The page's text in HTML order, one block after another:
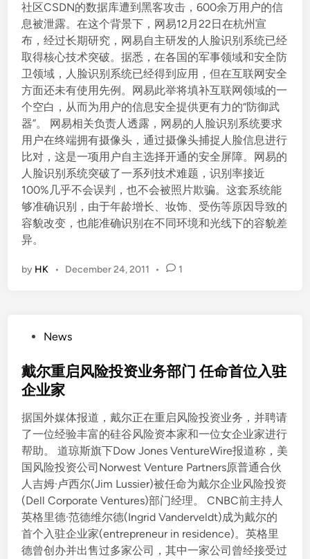
社区CSDN的数据库遭到黑客攻击，600余万用户的信
息被泄露。在这个背景下，网易12月22日在杭州宣
布，经过长期研究，网易自主研发的人脸识别系统已经
取得核心技术突破。据悉，在各国的军事领域和安全防
卫领域，人脸识别系统已经得到应用，但在互联网安全
方面还未有使用先例。网易此举将填补互联网领域的一
个空白，从而为用户的信息安全提供更有力的“防御武
器”。 网易相关负责人透露，网易的人脸识别系统要求
用户在终端拥有摄像头，通过摄像头捕捉人脸信息进行
比对，这是一项用户自主选择开通的安全屏障。网易的
人脸识别系统突破了一系列技术难题，识别率接近
100%几乎不会误判，也不会被照片欺骗。这套系统能
够准确识别，由于年龄增长、妆饰、受伤等原因导致的
容貌改变，也能准确识别在不同环境和光线下的容貌差
异。
by HK • December 24, 2011 • 1
s
t
d
i
n
News
戴尔重启风险投资业务部门 任命首位入驻
企业家
据国外媒体报道，戴尔正在重启风险投资业务，并聘请
了一位经验丰富的硅谷风险资本家和一位女企业家进行
帮助。 道琼斯旗下Dow Jones VentureWire报道称，美
国风险投资公司Norwest Venture Partners原普通合伙
人吉姆·卢西尔(Jim Lussier)被任命为戴尔企业风险投资
(Dell Corporate Ventures)部门经理。 CNBC前主持人
英格里德·范德维尔德(Ingrid Vanderveldt)成为戴尔的
首个入驻企业家(entrepreneur in residence)。英格里
德曾创办并出售过多家公司，其中一家公司曾经接受过